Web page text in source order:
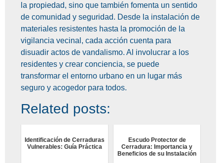
la propiedad, sino que también fomenta un sentido
de comunidad y seguridad. Desde la instalación de
materiales resistentes hasta la promoción de la
vigilancia vecinal, cada acción cuenta para
disuadir actos de vandalismo. Al involucrar a los
residentes y crear conciencia, se puede
transformar el entorno urbano en un lugar más
seguro y acogedor para todos.
Related posts:
Identificación de Cerraduras
Vulnerables: Guía Práctica
Escudo Protector de
Cerradura: Importancia y
Beneficios de su Instalación